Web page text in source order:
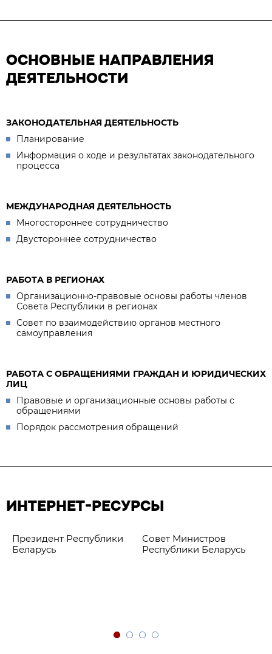
ОСНОВНЫЕ НАПРАВЛЕНИЯ
ДЕЯТЕЛЬНОСТИ
ЗАКОНОДАТЕЛЬНАЯ ДЕЯТЕЛЬНОСТЬ
Планирование
Информация о ходе и результатах законодательного
процесса
МЕЖДУНАРОДНАЯ ДЕЯТЕЛЬНОСТЬ
Многостороннее сотрудничество
Двустороннее сотрудничество
РАБОТА В РЕГИОНАХ
Организационно-правовые основы работы членов
Совета Республики в регионах
Совет по взаимодействию органов местного
самоуправления
РАБОТА С ОБРАЩЕНИЯМИ ГРАЖДАН И ЮРИДИЧЕСКИХ
ЛИЦ
Правовые и организационные основы работы с
обращениями
Порядок рассмотрения обращений
ИНТЕРНЕТ-РЕСУРСЫ
Президент Республики
Беларусь
Совет Министров
Республики Беларусь